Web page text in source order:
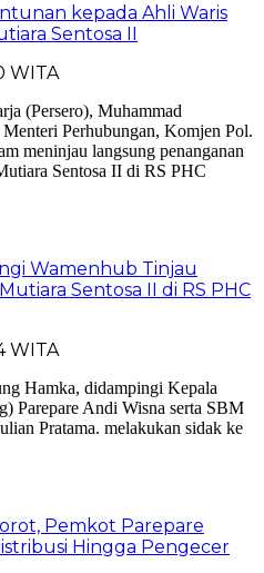
kepada Ahli Waris
Sentosa II
WITA
Wamenhub Tinjau
Sentosa II di RS PHC
WITA
Pemkot Parepare
Hingga Pengecer